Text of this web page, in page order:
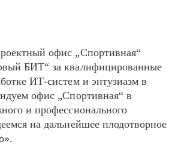
офис „Спортивная“
БИТ“ за квалифицированные
ИТ-систем и энтузиазм в
офис „Спортивная“ в
и профессионального
на дальнейшее плодотворное